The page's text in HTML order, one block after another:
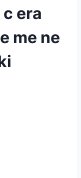
era
me ne